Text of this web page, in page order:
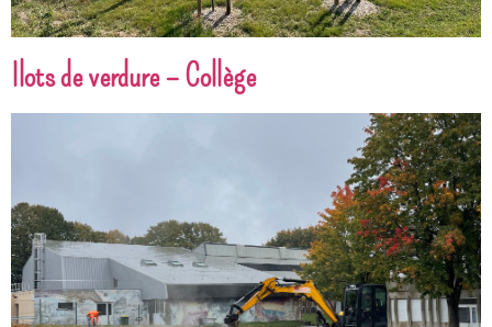
Ilots de verdure – Collège